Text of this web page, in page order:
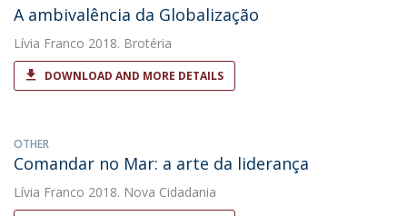
A ambivalência da Globalização
Lívia Franco 2018. Brotéria
DOWNLOAD AND MORE DETAILS
OTHER
Comandar no Mar: a arte da liderança
Lívia Franco 2018. Nova Cidadania